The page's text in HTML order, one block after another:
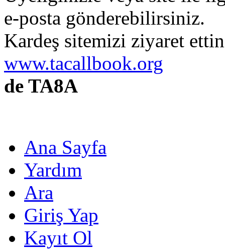
e-posta gönderebilirsiniz.
Kardeş sitemizi ziyaret
www.tacallbook.org
de TA8A
Ana Sayfa
Yardım
Ara
Giriş Yap
Kayıt Ol